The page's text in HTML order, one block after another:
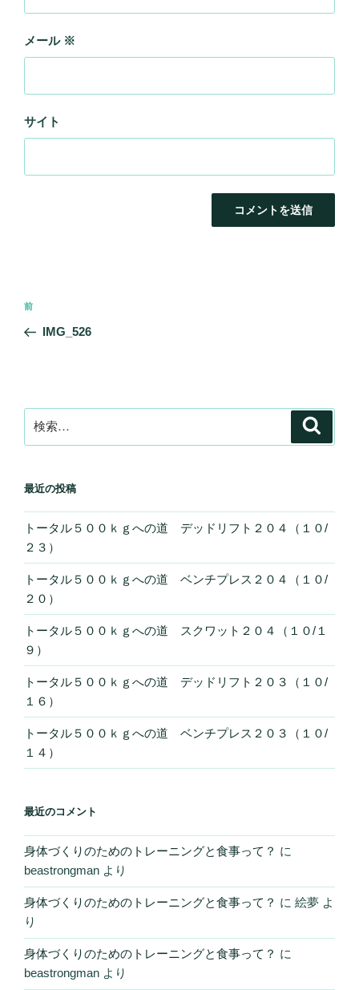
メール ※
サイト
投
ナ
ー
シ
前
の
前
IMG_526
索:
最近の投稿
トータル５００ｋｇへの道 デッドリフト２０４（１０/
２３）
トータル５００ｋｇへの道 ベンチプレス２０４（１０/
２０）
トータル５００ｋｇへの道 スクワット２０４（１０/１
９）
トータル５００ｋｇへの道 デッドリフト２０３（１０/
１６）
トータル５００ｋｇへの道 ベンチプレス２０３（１０/
１４）
最近のコメント
身体づくりのためのトレーニングと食事って？ に
beastrongman より
身体づくりのためのトレーニングと食事って？ に 絵夢 よ
り
身体づくりのためのトレーニングと食事って？ に
beastrongman より